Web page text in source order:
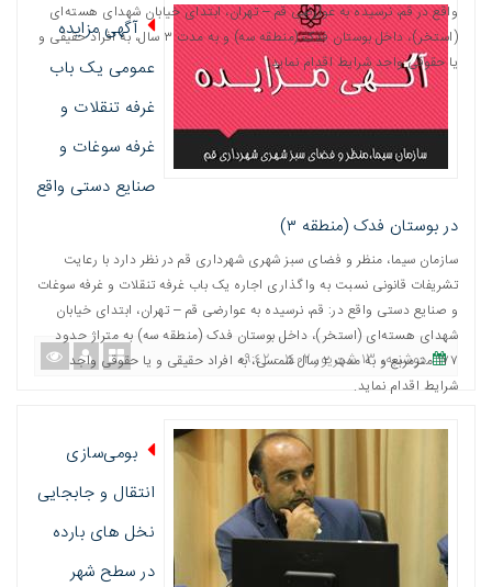
واقع در قم، نرسیده به عوارضی قم – تهران، ابتدای خیابان شهدای هسته‌ای
(استخر)، داخل بوستان فدک (منطقه سه) و به مدت ٣ سال، به افراد حقیقی و
یا حقوقی واجد شرایط اقدام نماید.
آگهی مزایده
عمومی یک باب
غرفه تنقلات و
غرفه سوغات و
صنایع دستی واقع
در بوستان فدک (منطقه ٣)
سازمان سیما، منظر و فضای سبز شهری شهرداری قم در نظر دارد با رعایت
تشریفات قانونی نسبت به واگذاری اجاره یک باب غرفه تنقلات و غرفه سوغات
و صنایع دستی واقع در: قم، نرسیده به عوارضی قم – تهران، ابتدای خیابان
شهدای هسته‌ای (استخر)، داخل بوستان فدک (منطقه سه) به متراژ حدود
١٧٧ مترمربع و به مدت ٢ سال شمسی، به افراد حقیقی و یا حقوقی واجد
شرایط اقدام نماید.
دوشنبه، ١٣ شهریور ١٤٠٢ - ٠٩:٤٢
بومی‌سازی
انتقال و جابجایی
نخل های بارده
در سطح شهر